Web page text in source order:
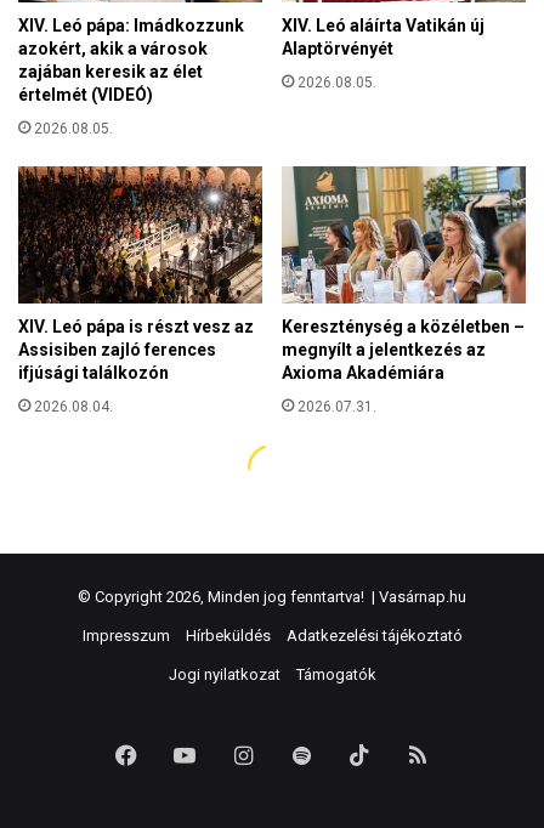
© Copyright 2026, Minden jog fenntartva! | Vasárnap.hu
Impresszum Hírbeküldés Adatkezelési tájékoztató
Jogi nyilatkozat Támogatók
FacebookYouTubeInstagram
Spotify TikTok